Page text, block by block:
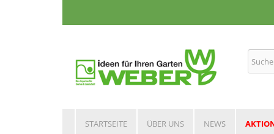
STARTSEITE ÜBER UNS NEWS